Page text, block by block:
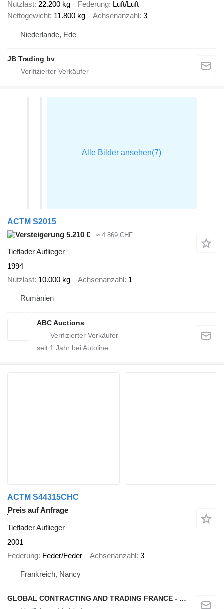
Nutzlast 22.200 kg Federung Luft/Luft
Nettogewicht 11.800 kg Achsenanzahl 3
Niederlande, Ede
JB Trading bv
ACTM S2015
5.210 €
≈ 4.869 CHF
Tieflader Auflieger
1994
Nutzlast 10.000 kg Achsenanzahl 1
Rumänien
ABC Auctions
seit 1 Jahr bei Autoline
ACTM S44315CHC
Preis auf Anfrage
Tieflader Auflieger
2001
Federung Feder/Feder Achsenanzahl 3
Frankreich, Nancy
GLOBAL CONTRACTING AND TRADING FRANCE - GCTF